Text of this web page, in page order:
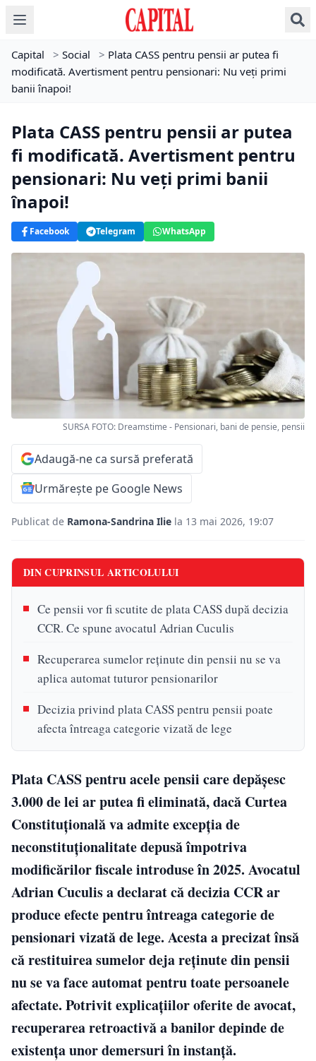
Capital > Social > Plata CASS pentru pensii ar putea fi
modificată. Avertisment pentru pensionari: Nu veți primi
banii înapoi!
Plata CASS pentru pensii ar putea
fi modificată. Avertisment pentru
pensionari: Nu veți primi banii
înapoi!
Facebook Telegram WhatsApp
SURSA FOTO: Dreamstime - Pensionari, bani de pensie, pensii
Adaugă-ne ca sursă preferată
Urmărește pe Google News
Publicat de Ramona-Sandrina Ilie la 13 mai 2026, 19:07
DIN CUPRINSUL ARTICOLULUI
Ce pensii vor fi scutite de plata CASS după decizia
CCR. Ce spune avocatul Adrian Cuculis
Recuperarea sumelor reținute din pensii nu se va
aplica automat tuturor pensionarilor
Decizia privind plata CASS pentru pensii poate
afecta întreaga categorie vizată de lege
Plata CASS pentru acele pensii care depășesc
3.000 de lei ar putea fi eliminată, dacă Curtea
Constituțională va admite excepția de
neconstituționalitate depusă împotriva
modificărilor fiscale introduse în 2025. Avocatul
Adrian Cuculis a declarat că decizia CCR ar
produce efecte pentru întreaga categorie de
pensionari vizată de lege. Acesta a precizat însă
că restituirea sumelor deja reținute din pensii
nu se va face automat pentru toate persoanele
afectate. Potrivit explicațiilor oferite de avocat,
recuperarea retroactivă a banilor depinde de
existența unor demersuri în instanță.